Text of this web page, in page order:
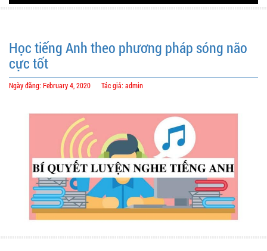
Học tiếng Anh theo phương pháp sóng não
cực tốt
Ngày đăng: February 4, 2020 Tác giả: admin